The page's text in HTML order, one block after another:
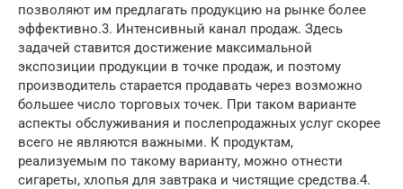
позволяют им предлагать продукцию на рынке более
эффективно.3. Интенсивный канал продаж. Здесь
задачей ставится достижение максимальной
экспозиции продукции в точке продаж, и поэтому
производитель старается продавать через возможно
большее число торговых точек. При таком варианте
аспекты обслуживания и послепродажных услуг скорее
всего не являются важными. К продуктам,
peaлизуемым по такому варианту, можно отнести
сигареты, хлопья для завтрака и чистящие средства.4.